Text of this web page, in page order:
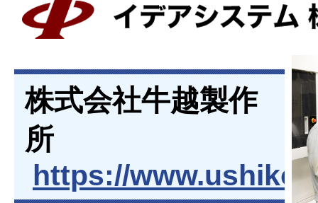
株式会社牛越製作
所
https://